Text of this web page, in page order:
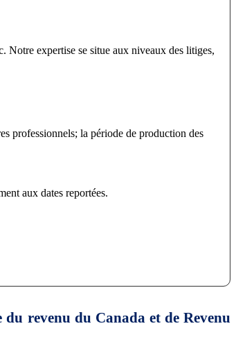
Notre expertise se situe aux niveaux des litiges,
professionnels; la période de production des
aux dates reportées.
du revenu du Canada et de Revenu